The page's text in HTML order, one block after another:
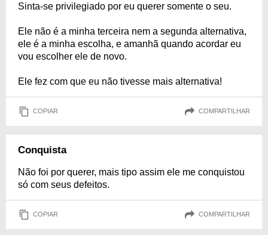
Sinta-se privilegiado por eu querer somente o seu.
Ele não é a minha terceira nem a segunda alternativa,
ele é a minha escolha, e amanhã quando acordar eu
vou escolher ele de novo.
Ele fez com que eu não tivesse mais alternativa!
COPIAR COMPARTILHAR
Conquista
Não foi por querer, mais tipo assim ele me conquistou
só com seus defeitos.
COPIAR COMPARTILHAR